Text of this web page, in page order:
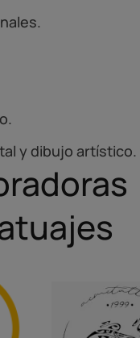
y dibujo artístico.